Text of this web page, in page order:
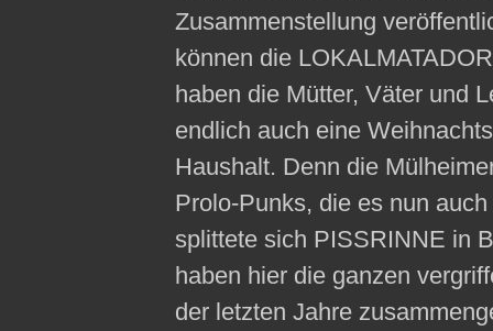
Zusammenstellung
können die
haben die Mütter, Väter und
endlich auch eine
Haushalt. Denn die
Prolo-Punks, die es nun
splittete sich PISSRINNE in
haben hier die ganzen
der letzten Jahre